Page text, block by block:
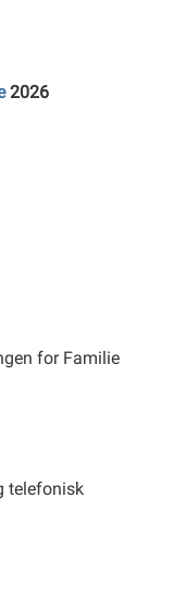
2026
for Familie
telefonisk